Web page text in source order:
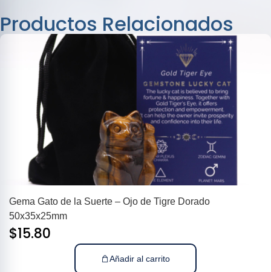
Productos Relacionados
Gema Gato de la Suerte – Ojo de Tigre Dorado
50x35x25mm
$15.80
Añadir al carrito